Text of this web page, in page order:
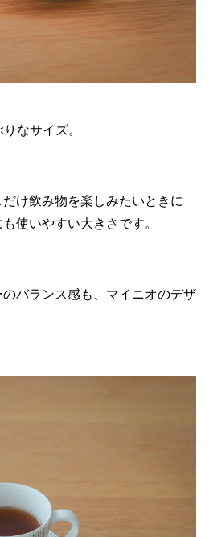
なサイズ。
け飲み物を楽しみたいときに
使いやすい大きさです。
バランス感も、マイニオのデザ